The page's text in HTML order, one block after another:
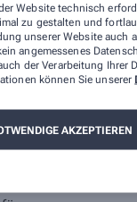
Website technisch
zu gestalten und
unserer Website auch
angemessenes
der Verarbeitung Ihrer
können Sie unserer
AKZEPTIEREN
wichtiger